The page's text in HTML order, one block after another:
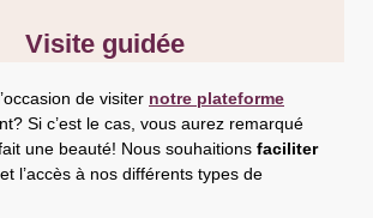
Visite guidée
de visiter notre plateforme
Si c’est le cas, vous aurez remarqué
une beauté! Nous souhaitions faciliter
et l’accès à nos différents types de